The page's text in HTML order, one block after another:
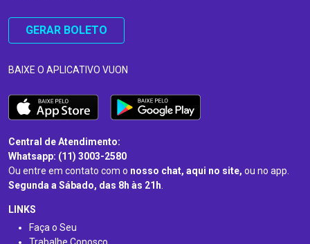
GERAR BOLETO
BAIXE O APLICATIVO VUON
Central de Atendimento:
Whatsapp: (11) 3003-2580
Ou entre em contato com o nosso chat, aqui no site, ou no app.
Segunda a Sábado, das 8h às 21h.
LINKS
Faça o Seu